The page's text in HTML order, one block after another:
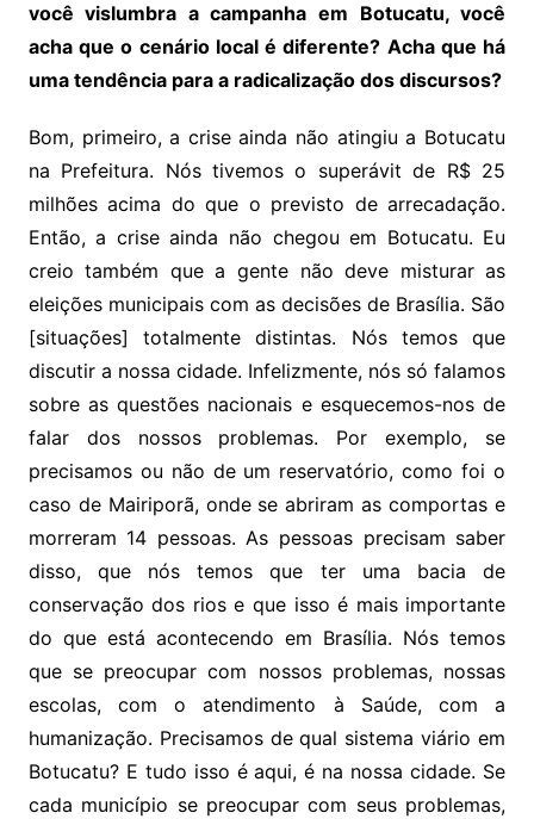
você vislumbra a campanha em Botucatu, você
acha que o cenário local é diferente? Acha que há
uma tendência para a radicalização dos discursos?
Bom, primeiro, a crise ainda não atingiu a Botucatu
na Prefeitura. Nós tivemos o superávit de R$ 25
milhões acima do que o previsto de arrecadação.
Então, a crise ainda não chegou em Botucatu. Eu
creio também que a gente não deve misturar as
eleições municipais com as decisões de Brasília. São
[situações] totalmente distintas. Nós temos que
discutir a nossa cidade. Infelizmente, nós só falamos
sobre as questões nacionais e esquecemos-nos de
falar dos nossos problemas. Por exemplo, se
precisamos ou não de um reservatório, como foi o
caso de Mairiporã, onde se abriram as comportas e
morreram 14 pessoas. As pessoas precisam saber
disso, que nós temos que ter uma bacia de
conservação dos rios e que isso é mais importante
do que está acontecendo em Brasília. Nós temos
que se preocupar com nossos problemas, nossas
escolas, com o atendimento à Saúde, com a
humanização. Precisamos de qual sistema viário em
Botucatu? E tudo isso é aqui, é na nossa cidade. Se
cada município se preocupar com seus problemas,